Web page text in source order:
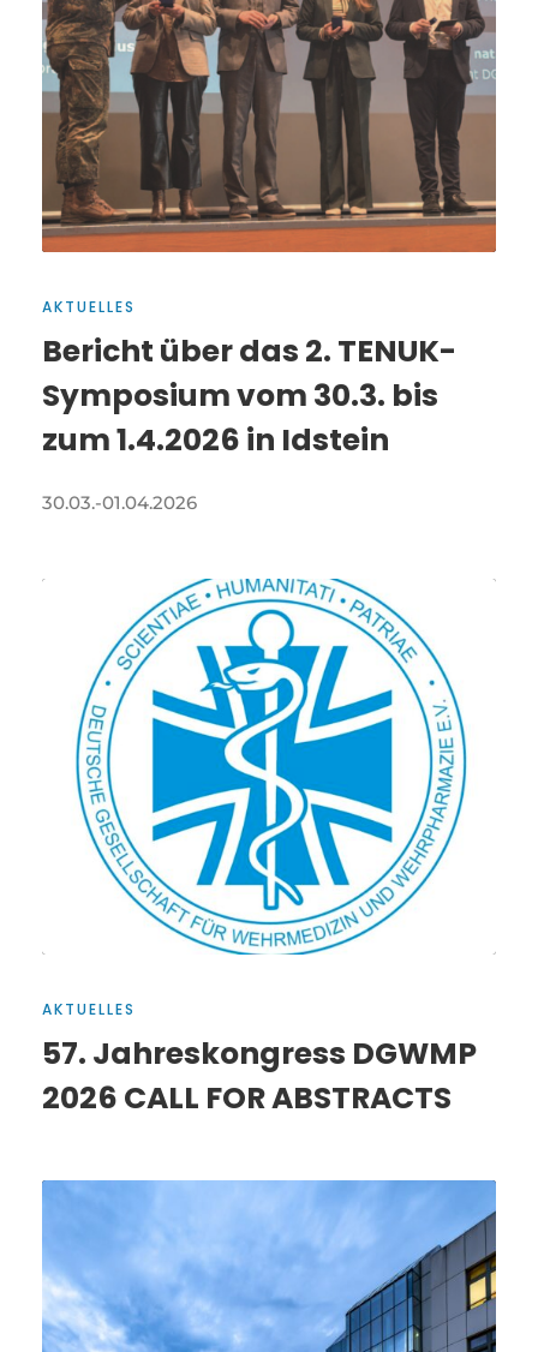
AKTUELLES
Bericht über das 2. TENUK-
Symposium vom 30.3. bis
zum 1.4.2026 in Idstein
30.03.-01.04.2026
AKTUELLES
57. Jahreskongress DGWMP
2026 CALL FOR ABSTRACTS